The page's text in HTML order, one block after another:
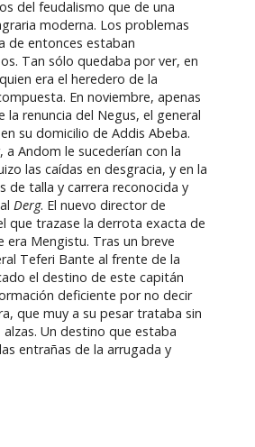
del feudalismo que de una
moderna. Los problemas
de entonces estaban
Tan sólo quedaba por ver, en
era el heredero de la
En noviembre, apenas
la renuncia del Negus, el general
su domicilio de Addis Abeba.
a Andom le sucederían con la
las caídas en desgracia, y en la
de talla y carrera reconocida y
Derg. El nuevo director de
que trazase la derrota exacta de
era Mengistu. Tras un breve
Teferi Bante al frente de la
el destino de este capitán
deficiente por no decir
que muy a su pesar trataba sin
Un destino que estaba
entrañas de la arrugada y